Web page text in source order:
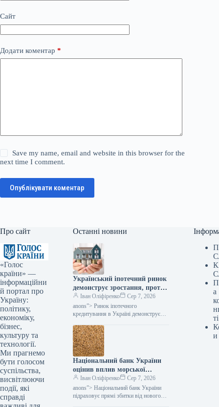
Сайт
Додати коментар *
Save my name, email and website in this browser for the
next time I comment.
Опублікувати коментар
Про сайт
«Голос
країни» —
інформаційни
й портал про
Україну:
політику,
економіку,
бізнес,
культуру та
технології.
Ми прагнемо
бути голосом
суспільства,
висвітлюючи
події, які
справді
Останні новини
Український іпотечний ринок
демонструє зростання, проте
без державної підтримки його
функціонування залишається
мінімальним, зазначає
Іван Оліфіренко
Сер 7, 2026
anons”> Ринок іпотечного
кредитування в Україні демонструє
прогрес значною мірою спирається на
програми державної допомоги. Як…
Національний банк України
оцінив вплив морської
блокади: які збитки очікують
український експорт –
Міністерство фінансів
Іван Оліфіренко
Сер 7, 2026
anons”> Національний банк України
підраховує прямі збитки від нового
а
ті
и